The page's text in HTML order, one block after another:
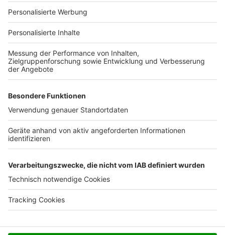
Für Unternehmen
Ihre Baufirma auf bauen.de
Kostenloses Infogespräch